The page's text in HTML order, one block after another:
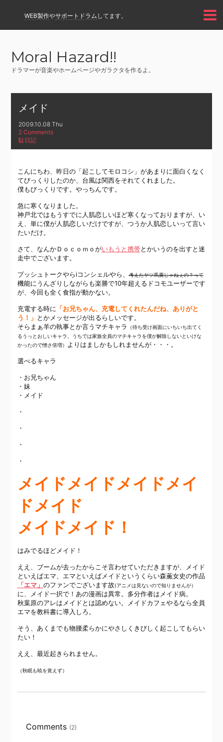
WEB製作やサポートドラム してます。
Moral Hazard!!
ドラマーが音楽やホームページやガラクタを作るよ。
メイド
2009.10.08 Thu
2 Comments
駄日記
こんにちわ、昨日の「起こしてモロコシ」があまりに面白くなく
てびっくりしたのか、台風は関西をそれてくれました。
僕もびっくりです。やっちんです。
急に寒くなりました。
神戸北ではもうすでに人肌恋しいほど寒くなっておりますが、い
え、単に僕が人肌恋しいだけですが、つうか人肌恋しいって言い
たいだけ。
さて、なんかＤｏｃｏｍｏがいもうと携帯とかいうのを出すと迷
走中でございます。
プッシュトークやらiコンシェルやら、考えたヤツ馬鹿じゃねぇの？って
機能にうんざりしながらも楽勝で10年超えるドコモユーザーです
が、今回も全く食指が動かない。
充電する時に 「お兄ちゃん、充電してくれたんだね、ありがと
う！」 とかメッセージが出るらしいです。
そらまぁ羊の執事とか言うマチキャラ
（待ち受け画面にいちいち出てく
るうっとおしいキャラ。うちでは家族全員のマチキャラを僕が解除しないといけな
かったので憎さ倍増）
よりはましかもしれませんが・・・。
選べるキャラ
・お兄ちゃん
・妹
・メイド
・
・
・
・
メイドメイドメイドメイ
ドメイド
メイドメイド！
はみでるほどメイド！
ええ、ブームが去ったからこそ言わせていただきますが、メイド
といえばエマ、エマといえばメイドというくらい森薫女史の作品
「エマ」 のファンでございます故(アニメは見ないので知りませんが）
に、メイド一択で！あの漫画は異常。多分作者はメイド病。
秋葉原のアレはメイドとは認めない。メイドカフェやるなら全員
エマを教科書に導入しろ。
そう、あくまでも物腰柔らかにやさしくきびしく起こしてもらい
たい！
ええ、最近起きられません。
（秋眠も暁を覚えず）
Comments (2)